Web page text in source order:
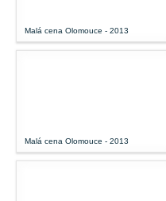
Malá cena Olomouce - 2013
Malá cena Olomouce - 2013